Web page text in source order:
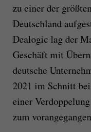
zu einer der
Deutschland
Dealogic lag der
Geschäft mit
deutsche
2021 im Schnitt
einer
zum